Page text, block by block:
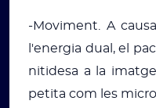
-Moviment. A
l'energia dual, el
nitidesa a la
petita com les